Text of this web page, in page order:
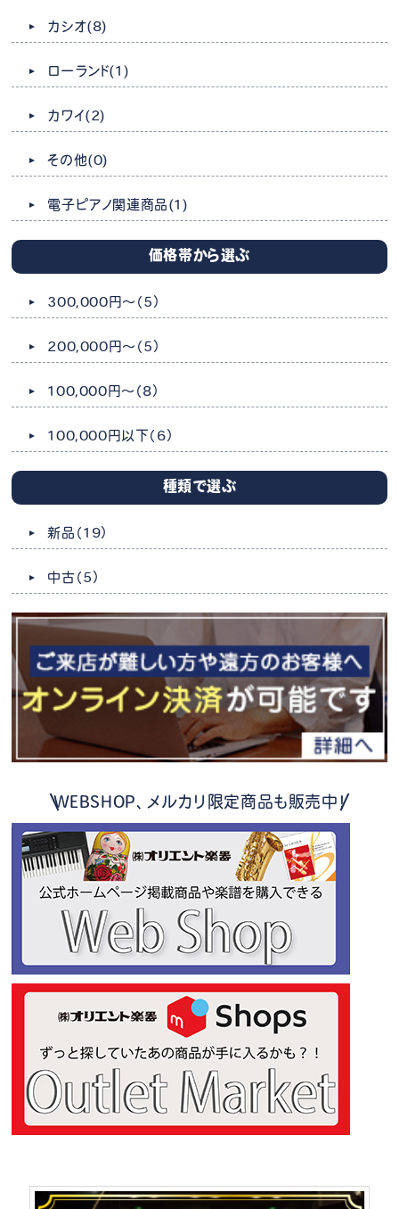
カシオ(8)
ローランド(1)
カワイ(2)
その他(0)
電子ピアノ関連商品 (1)
価格帯から選ぶ
300,000円～ （5）
200,000円～ （5）
100,000円～ （8）
100,000円以下（6）
種類で選ぶ
新品 （19）
中古 （5）
WEBSHOP、メルカリ限定商品も販売中！